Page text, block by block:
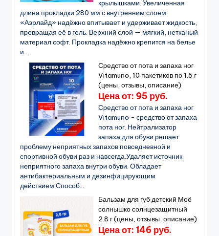
крылышками. Увеличенная
длина прокладки 280 мм с внутренним слоем
«Аэрлайд» надёжно впитывает и удерживает жидкость,
превращая её в гель. Верхний слой — мягкий, нетканый
материал софт. Прокладка надёжно крепится на белье
и...
Средство от пота и запаха ног
Vitamuno, 10 пакетиков по 1.5 г
(цены, отзывы, описание)
Цена от: 95 руб.
Средство от пота и запаха ног
Vitamuno - средство от запаха
пота ног. Нейтрализатор
запаха для обуви решает
проблему неприятных запахов повседневной и
спортивной обуви раз и навсегда.Удаляет источник
неприятного запаха внутри обуви. Обладает
антибактериальным и дезинфицирующим
действием.Способ...
Бальзам для губ детский Моё
солнышко солнцезащитный
2.8 г (цены, отзывы, описание)
Цена от: 146 руб.